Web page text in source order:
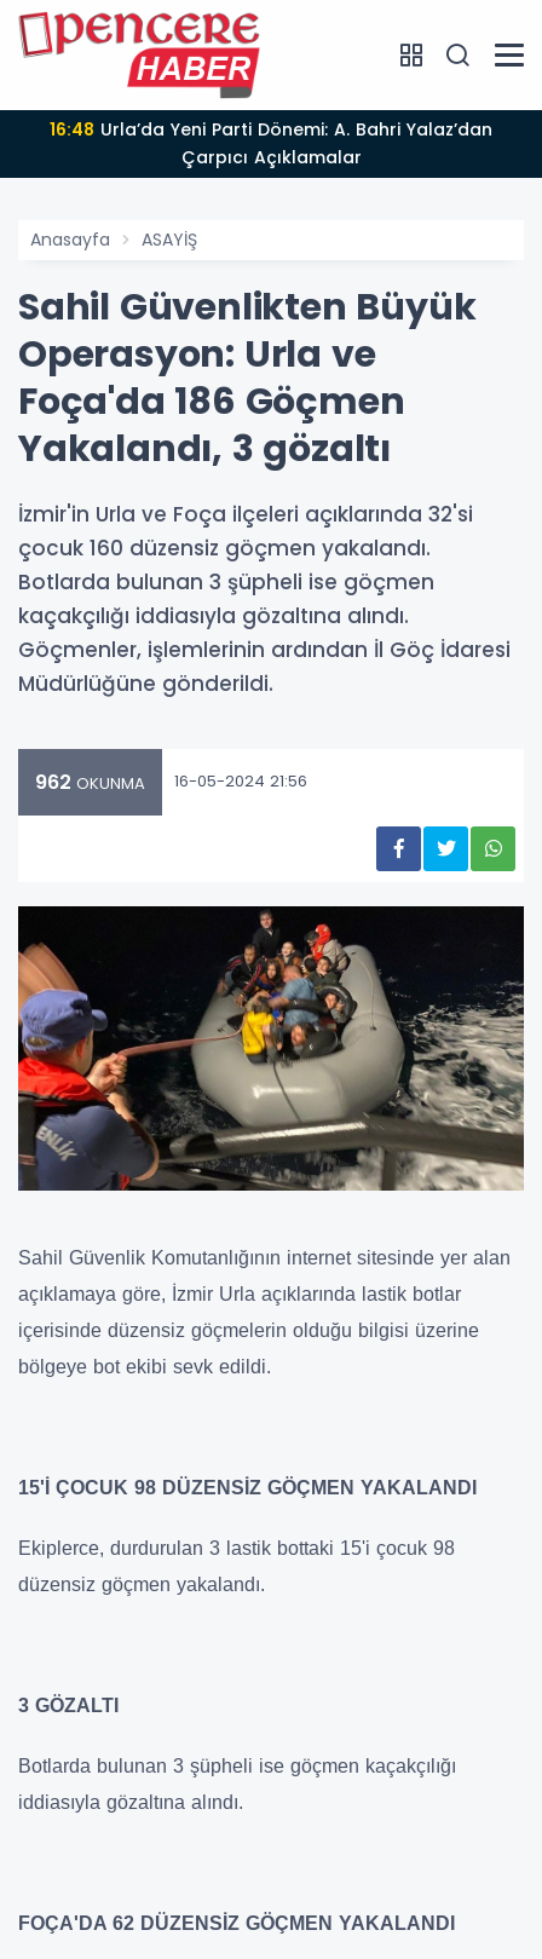
16:48
Çarpıcı Açıklamalar
Anasayfa ASAYİŞ
Sahil Güvenlikten Büyük
Operasyon: Urla ve
Foça'da 186 Göçmen
Yakalandı, 3 gözaltı
İzmir'in Urla ve Foça ilçeleri açıklarında 32'si
çocuk 160 düzensiz göçmen yakalandı.
Botlarda bulunan 3 şüpheli ise göçmen
kaçakçılığı iddiasıyla gözaltına alındı.
Göçmenler, işlemlerinin ardından İl Göç İdaresi
Müdürlüğüne gönderildi.
962 OKUNMA 16-05-2024 21:56
Sahil Güvenlik Komutanlığının internet sitesinde yer alan
açıklamaya göre, İzmir Urla açıklarında lastik botlar
içerisinde düzensiz göçmelerin olduğu bilgisi üzerine
bölgeye bot ekibi sevk edildi.
15'İ ÇOCUK 98 DÜZENSİZ GÖÇMEN YAKALANDI
Ekiplerce, durdurulan 3 lastik bottaki 15'i çocuk 98
düzensiz göçmen yakalandı.
3 GÖZALTI
Botlarda bulunan 3 şüpheli ise göçmen kaçakçılığı
iddiasıyla gözaltına alındı.
FOÇA'DA 62 DÜZENSİZ GÖÇMEN YAKALANDI